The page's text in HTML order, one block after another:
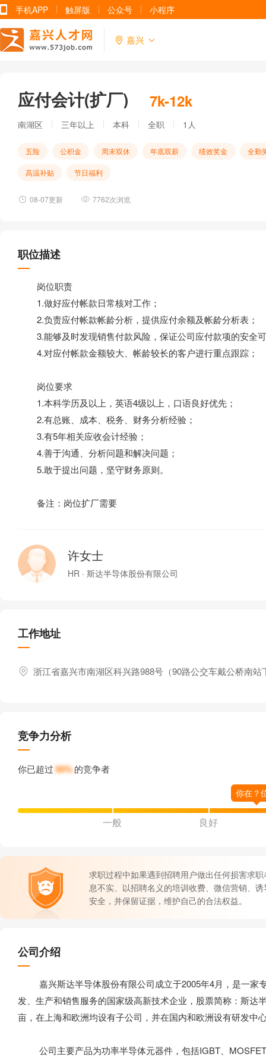
手机APP 触屏版 公众号 小程序
嘉兴
应付会计(扩厂) 7k-12k
南湖区 三年以上 本科 全职 1人
五险 公积金 周末双休 年底双薪 绩效奖金 全勤
高温补贴 节日福利
08-07更新 7762次浏览
职位描述
岗位职责
1.做好应付帐款日常核对工作；
2.负责应付帐款帐龄分析，提供应付余额及帐龄分析表；
3.能够及时发现销售付款风险，保证公司应付款项的安全
4.对应付帐款金额较大、帐龄较长的客户进行重点跟踪；
岗位要求
1.本科学历及以上，英语4级以上，口语良好优先；
2.有总账、成本、税务、财务分析经验；
3.有5年相关应收会计经验；
4.善于沟通、分析问题和解决问题；
5.敢于提出问题，坚守财务原则。
备注：岗位扩厂需要
许女士
HR · 斯达半导体股份有限公司
工作地址
浙江省嘉兴市南湖区科兴路988号（90路公交车戴公桥南站
竞争力分析
你已超过50%的竞争者
一般 良好
求职过程中如果遇到招聘用户做出任何损害求
息不实、以招聘名义的培训收费、微信营销、
安全，并保留证据，维护自己的合法权益。
公司介绍
嘉兴斯达半导体股份有限公司成立于2005年4月，是一家
发、生产和销售服务的国家级高新技术企业，股票简称：斯达
亩，在上海和欧洲均设有子公司，并在国内和欧洲设有研发中
公司主要产品为功率半导体元器件，包括IGBT、